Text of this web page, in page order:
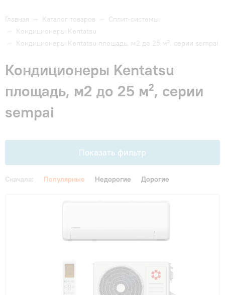
Как купить
Доставка и оплата
Гарантия и сервис
Монтаж
Контакты
Акции
Главная — Каталог товаров — Сплит-системы
— Кондиционеры Kentatsu
— Кондиционеры Kentatsu площадь, м2 до 25 м², серии sempai
Кондиционеры Kentatsu
площадь, м2 до 25 м², серии
sempai
Показать фильтр
Площадь, м2
Сначала: Популярные Недорогие Дорогие